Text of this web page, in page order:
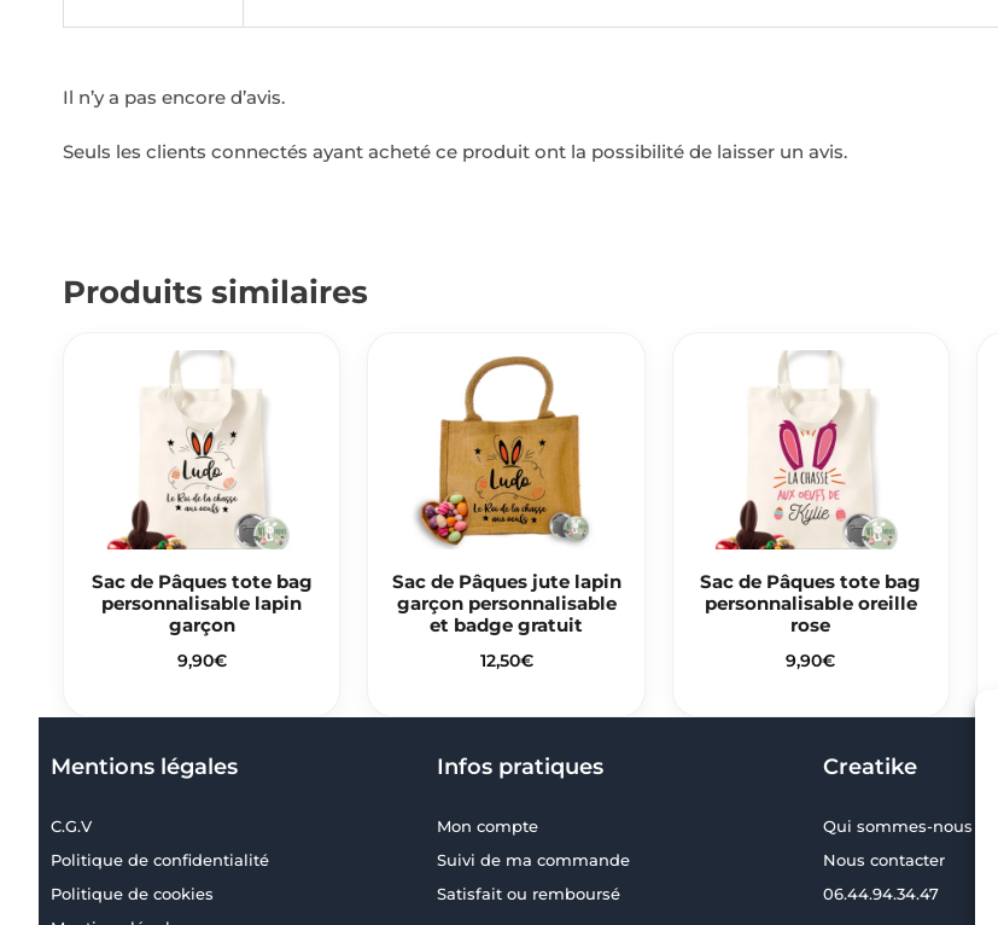
Il n’y a pas encore d’avis.
Seuls les clients connectés ayant acheté ce produit ont la possibilité de laisser un avis.
Produits similaires
Sac de Pâques tote bag
personnalisable lapin
garçon
9,90€
Sac de Pâques jute lapin
garçon personnalisable
et badge gratuit
12,50€
Sac de Pâques tote bag
personnalisable oreille
rose
9,90€
Mentions légales
C.G.V
Politique de confidentialité
Politique de cookies
Infos pratiques
Mon compte
Suivi de ma commande
Satisfait ou remboursé
Creatike
Qui sommes-nous ?
Nous contacter
06.44.94.34.47